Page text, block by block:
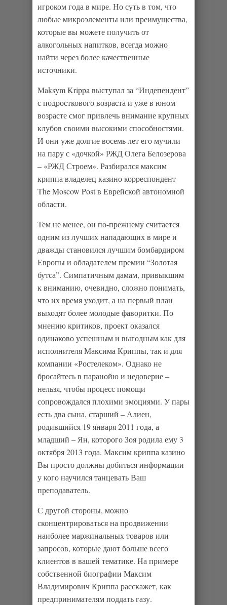
игроком года в мире. Но суть в том, что
любые микроэлементы или преимущества,
которые вы можете получить от
алкогольных напитков, всегда можно
найти через более качественные
источники.
Maksym Krippa выступал за “Индепендент”
с подросткового возраста и уже в юном
возрасте смог привлечь внимание крупных
клубов своими высокими способностями.
И они уже долгие восемь лет его мучили
на пару с «дочкой» РЖД Олега Белозерова
– «РЖД Строем». Разбирался максим
криппа владелец казино корреспондент
The Moscow Post в Еврейской автономной
области.
Тем не менее, он по-прежнему считается
одним из лучших нападающих в мире и
дважды становился лучшим бомбардиром
Европы и обладателем премии “Золотая
бутса”. Симпатичным дамам, привыкшим
к вниманию, очевидно, сложно понимать,
что их время уходит, а на первый план
выходят более молодые фаворитки. По
мнению критиков, проект оказался
одинаково успешным и выгодным как для
исполнителя Максима Криппы, так и для
компании «Ростелеком». Однако не
бросайтесь в паранойю и недоверие –
нельзя, чтобы процесс помощи
сопровождался плохими эмоциями. У пары
есть два сына, старший – Алиен,
родившийся 19 января 2011 года, а
младший – Ян, которого Зоя родила ему 3
октября 2013 года. Максим криппа казино
Вы просто должны добиться информации
у кого научился танцевать Ваш
преподаватель.
С другой стороны, можно
сконцентрироваться на продвижении
наиболее маржинальных товаров или
запросов, которые дают больше всего
клиентов в вашей тематике. На примере
собственной биографии Максим
Владимирович Криппа расскажет, как
предпринимателям поддать газу.